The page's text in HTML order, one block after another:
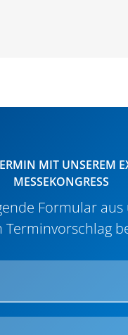
MIT UNSEREM
MESSEKONGRESS
Formular
Terminvorschlag